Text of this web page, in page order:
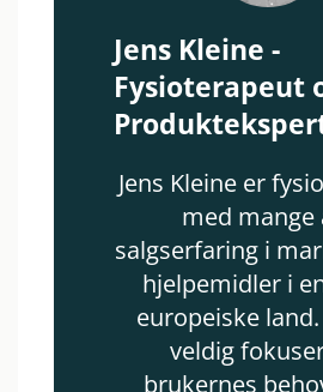
Jens Kleine -
Fysioterapeut
Jens Kleine er
med mange
salgserfaring i
hjelpemidler i
europeiske
veldig
brukernes